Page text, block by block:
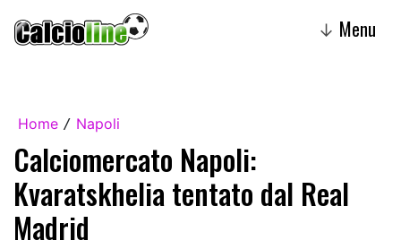
↓ Menu
Home / Napoli
Calciomercato Napoli:
Kvaratskhelia tentato dal Real
Madrid